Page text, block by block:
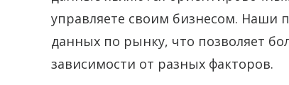
управляете своим бизнесом. Наши
данных по рынку, что позволяет
зависимости от разных факторов.